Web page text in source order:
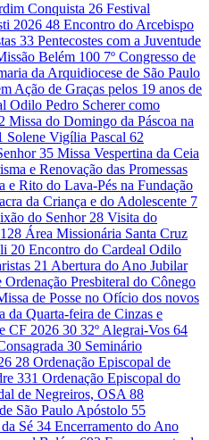
Conquista 26 Festival
2026 48 Encontro do Arcebispo
33 Pentecostes com a Juventude
Belém 100 7º Congresso de
da Arquidiocese de São Paulo
Ação de Graças pelos 19 anos de
Odilo Pedro Scherer como
Missa do Domingo da Páscoa na
Solene Vigília Pascal 62
35 Missa Vespertina da Ceia
e Renovação das Promessas
e Rito do Lava-Pés na Fundação
da Criança e do Adolescente 7
do Senhor 28 Visita do
128 Área Missionária Santa Cruz
20 Encontro do Cardeal Odilo
21 Abertura do Ano Jubilar
Ordenação Presbiteral do Cônego
de Posse no Ofício dos novos
da Quarta-feira de Cinzas e
CF 2026 30 32º Alegrai-Vos 64
30 Seminário
28 Ordenação Episcopal de
331 Ordenação Episcopal do
de Negreiros, OSA 88
São Paulo Apóstolo 55
Sé 34 Encerramento do Ano